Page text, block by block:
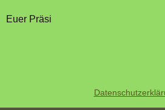
Euer Präsi